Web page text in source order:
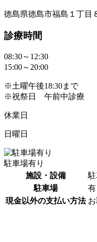
徳島県徳島市福島１丁目
診療時間
08:30～12:30
15:00～20:00
※土曜午後18:30まで
※祝祭日 午前中診療
休業日
日曜日
駐車場有り
施設・設備
駐
駐車場
有
現金以外の支払い方法